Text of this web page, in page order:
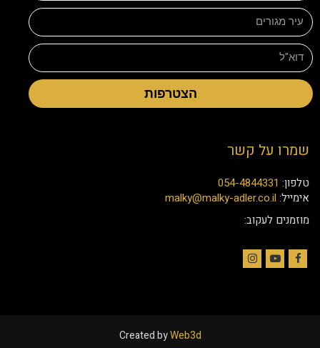
הצטרפות
שמרו על קשר
טלפון: 054-4844331
אימייל: malky@malky-adler.co.il
מוזמנים לעקוב:
Created byWeb3d